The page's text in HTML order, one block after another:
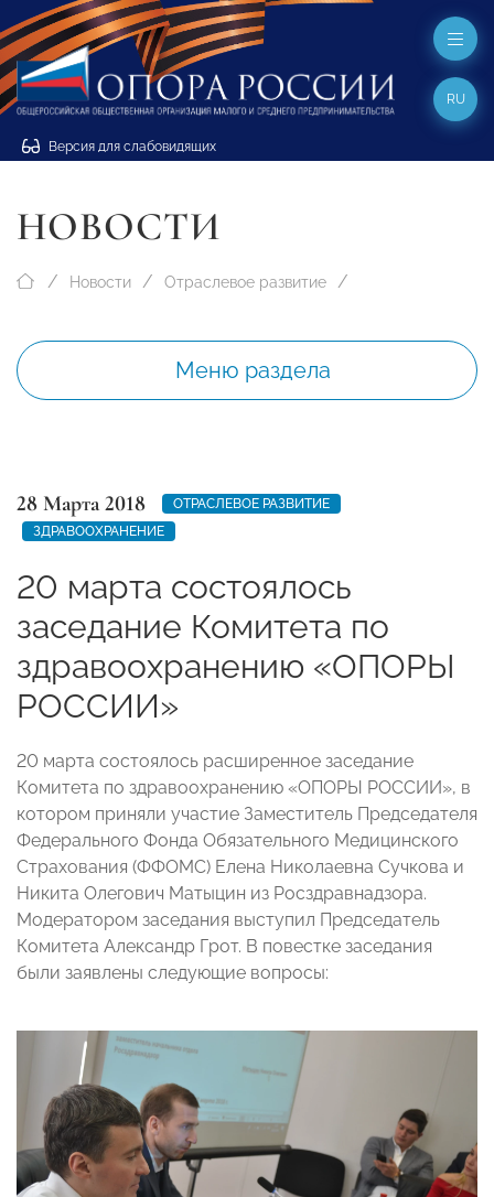
Версия для слабовидящих
RU
НОВОСТИ
Новости Отраслевое развитие
Меню раздела
28 Марта 2018
ОТРАСЛЕВОЕ РАЗВИТИЕ
ЗДРАВООХРАНЕНИЕ
20 марта состоялось
заседание Комитета по
здравоохранению «ОПОРЫ
РОССИИ»
20 марта состоялось расширенное заседание
Комитета по здравоохранению «ОПОРЫ РОССИИ», в
котором приняли участие Заместитель Председателя
Федерального Фонда Обязательного Медицинского
Страхования (ФФОМС) Елена Николаевна Сучкова и
Никита Олегович Матыцин из Росздравнадзора.
Модератором заседания выступил Председатель
Комитета Александр Грот. В повестке заседания
были заявлены следующие вопросы: